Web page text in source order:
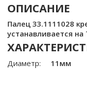
ОПИСАНИЕ
Палец 33.1111028
устанавливается
Диаметр: 11мм